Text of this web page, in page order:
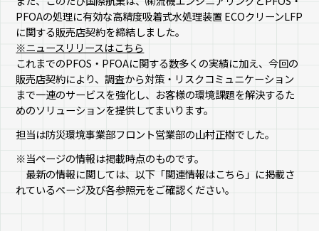
PFOAの処理に有効な高精度吸着式水処理装置 ECOクリーンLFP
に関する販売店契約を締結しました。
※ニュースリリースはこちら
これまでのPFOS・PFOAに関する数多くの実績に加え、今回の
販売店契約により、調査から対策・リスクコミュニケーション
まで一連のサービスを強化し、お客様の環境課題を解決するた
めのソリューションを提供してまいります。
担当は防災環境事業部フロント営業部の山村正樹でした。
※当ページの情報は掲載時点のものです。
最新の情報に関しては、以下「関連情報はこちら」に掲載さ
れているページ及び各参照元をご確認ください。